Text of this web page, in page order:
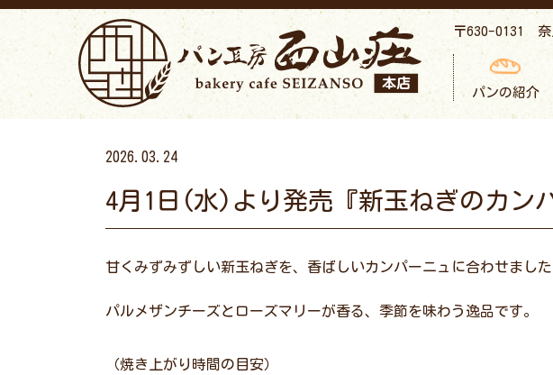
パンの紹介
〒630-0131 奈
2026.03.24
4月1日(水)より発売『新玉ねぎのカン
甘くみずみずしい新玉ねぎを、香ばしいカンパーニュに合わせました
パルメザンチーズとローズマリーが香る、季節を味わう逸品です。
（焼き上がり時間の目安）